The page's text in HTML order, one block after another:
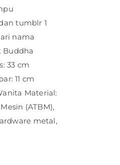
tumblr 1
nama
Buddha
33 cm
11 cm
Material:
(ATBM),
metal,